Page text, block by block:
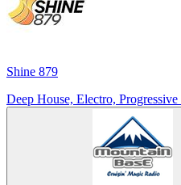
Shine 879
Deep House, Electro,